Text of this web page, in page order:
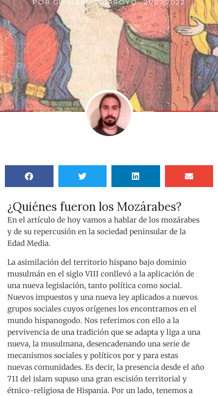
PORGUILLERMO ARROYO- 21/07/2022
¿Quiénes fueron los Mozárabes?
En el artículo de hoy vamos a hablar de los mozárabes
y de su repercusión en la sociedad peninsular de la
Edad Media.
La asimilación del territorio hispano bajo dominio
musulmán en el siglo VIII conllevó a la aplicación de
una nueva legislación, tanto política como social.
Nuevos impuestos y una nueva ley aplicados a nuevos
grupos sociales cuyos orígenes los encontramos en el
mundo hispanogodo. Nos referimos con ello a la
pervivencia de una tradición que se adapta y liga a una
nueva, la musulmana, desencadenando una serie de
mecanismos sociales y políticos por y para estas
nuevas comunidades. Es decir, la presencia desde el año
711 del islam supuso una gran escisión territorial y
étnico-religiosa de Hispania. Por un lado, tenemos a